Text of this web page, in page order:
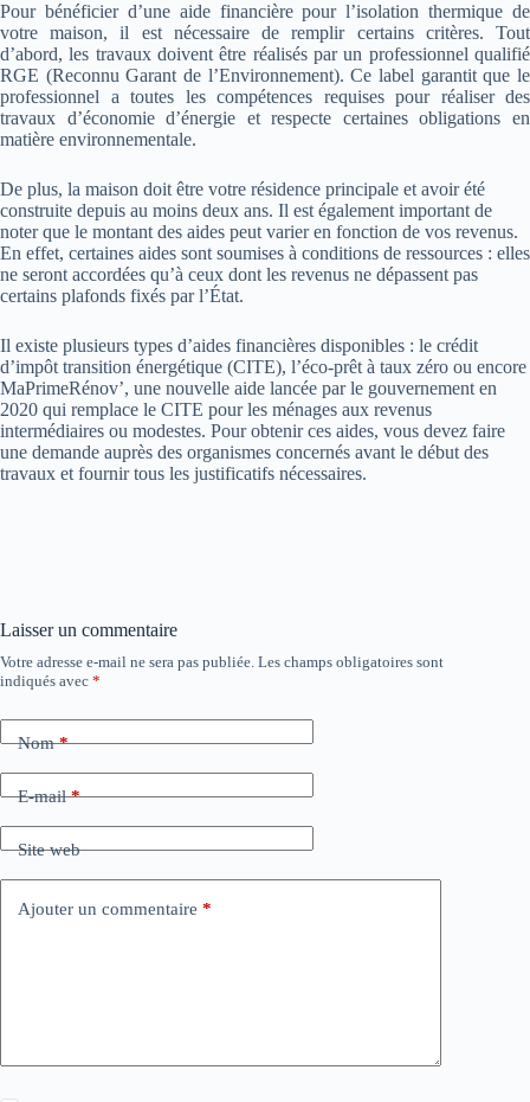
Pour bénéficier d’une aide financière pour l’isolation thermique de
votre maison, il est nécessaire de remplir certains critères. Tout
d’abord, les travaux doivent être réalisés par un professionnel qualifié
RGE (Reconnu Garant de l’Environnement). Ce label garantit que le
professionnel a toutes les compétences requises pour réaliser des
travaux d’économie d’énergie et respecte certaines obligations en
matière environnementale.
De plus, la maison doit être votre résidence principale et avoir été
construite depuis au moins deux ans. Il est également important de
noter que le montant des aides peut varier en fonction de vos revenus.
En effet, certaines aides sont soumises à conditions de ressources : elles
ne seront accordées qu’à ceux dont les revenus ne dépassent pas
certains plafonds fixés par l’État.
Il existe plusieurs types d’aides financières disponibles : le crédit
d’impôt transition énergétique (CITE), l’éco-prêt à taux zéro ou encore
MaPrimeRénov’, une nouvelle aide lancée par le gouvernement en
2020 qui remplace le CITE pour les ménages aux revenus
intermédiaires ou modestes. Pour obtenir ces aides, vous devez faire
une demande auprès des organismes concernés avant le début des
travaux et fournir tous les justificatifs nécessaires.
Laisser un commentaire
Votre adresse e-mail ne sera pas publiée. Les champs obligatoires sont
indiqués avec *
Nom*
E-mail*
Site web
Ajouter un commentaire *